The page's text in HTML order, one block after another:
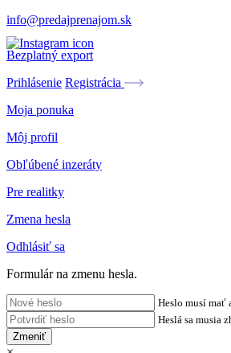
info@predajprenajom.sk
Bezplatný export
Prihlásenie Registrácia
Moja ponuka
Môj profil
Obľúbené inzeráty
Pre realitky
Zmena hesla
Odhlásiť sa
Formulár na zmenu hesla.
Heslo musí mať
Heslá sa musia
Zmeniť